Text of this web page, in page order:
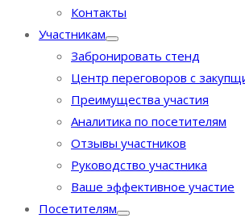
Контакты
Участникам
Забронировать стенд
Центр переговоров с
Преимущества участия
Аналитика по посетителям
Отзывы участников
Руководство участника
Ваше эффективное участие
Посетителям